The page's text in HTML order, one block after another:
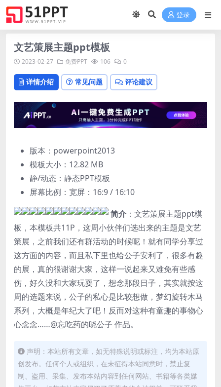
登录
文艺策展主题ppt模板
2023-02-27 免费PPT 106 0
详情介绍 常见问题 评论建议
版本：powerpoint2013
模板大小： 12.82 MB
静/动态：静态PPT模板
屏幕比例：宽屏：16:9 / 16:10
简介 ：文艺策展主题ppt模
板，本模板共11P，这周小伙伴们选出来的主题是文艺
策展，之前我们还有群活动的时候呢！就有同学分享过
这方面的内容，而且私下里也给公子安利了，很多有趣
的展，真的很谢谢大家，这样一说起来又难免有些感
伤，好久没和大家玩耍了，想念那段日子，其实就按这
周的选题来说，公子的私心是比较想做，梦幻旋转木马
系列，大概是年纪大了吧！反而对这种有童趣的事物心
心念念……@忘吃药的晓公子 作品。
声明：本站所有文章，如无特殊说明或标注，均为本站原
创发布。任何个人或组织，在未征得本站同意时，禁止复
制、盗用、采集、发布本站内容到任何网站、书籍等各类媒